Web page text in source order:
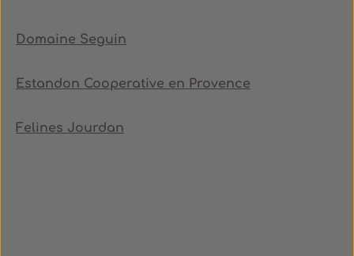
Domaine Seguin
Estandon Cooperative en Provence
Felines Jourdan